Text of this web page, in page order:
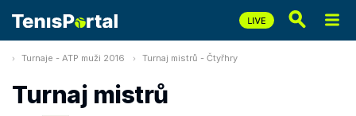
Turnaje - ATP muži 2016 Turnaj mistrů - Čtyřhry
Turnaj mistrů